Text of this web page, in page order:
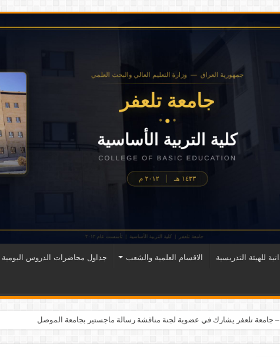
للهيئة التدريسية الاقسام العلمية والشعب جداول محاضرات الدروس اليومية
– جامعة تلعفر يشارك في عضوية لجنة مناقشة رسالة ماجستير بجامعة الموصل